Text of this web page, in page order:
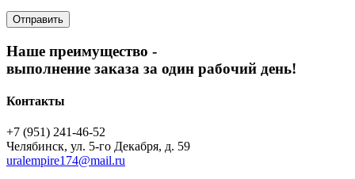
Наше преимущество -
выполнение заказа за один рабочий день!
Контакты
+7 (951) 241-46-52
Челябинск, ул. 5-го Декабря, д. 59
uralempire174@mail.ru